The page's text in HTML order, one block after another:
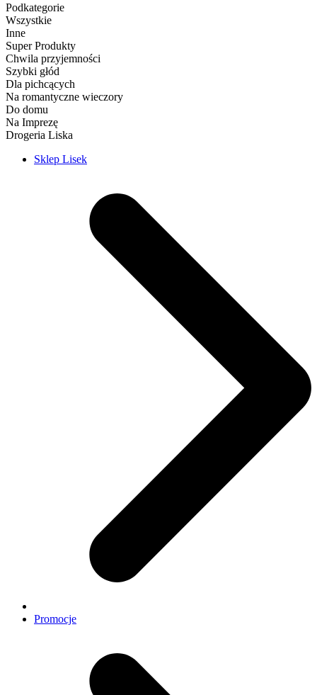
Podkategorie
Wszystkie
Inne
Super Produkty
Chwila przyjemności
Szybki głód
Dla pichcących
Na romantyczne wieczory
Do domu
Na Imprezę
Drogeria Liska
Sklep Lisek
Promocje